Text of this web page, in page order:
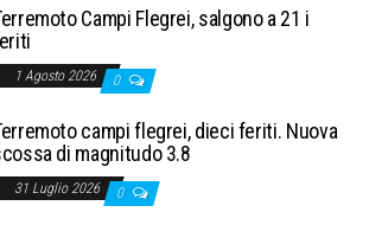
Campi Flegrei, salgono a 21 i
1 Agosto 2026 0
campi flegrei, dieci feriti. Nuova
di magnitudo 3.8
31 Luglio 2026 0